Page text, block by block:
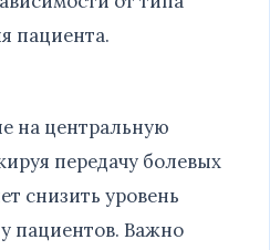
пациента.
на центральную
передачу болевых
снизить уровень
пациентов. Важно